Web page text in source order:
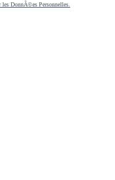
les DonnÃ©es Personnelles.